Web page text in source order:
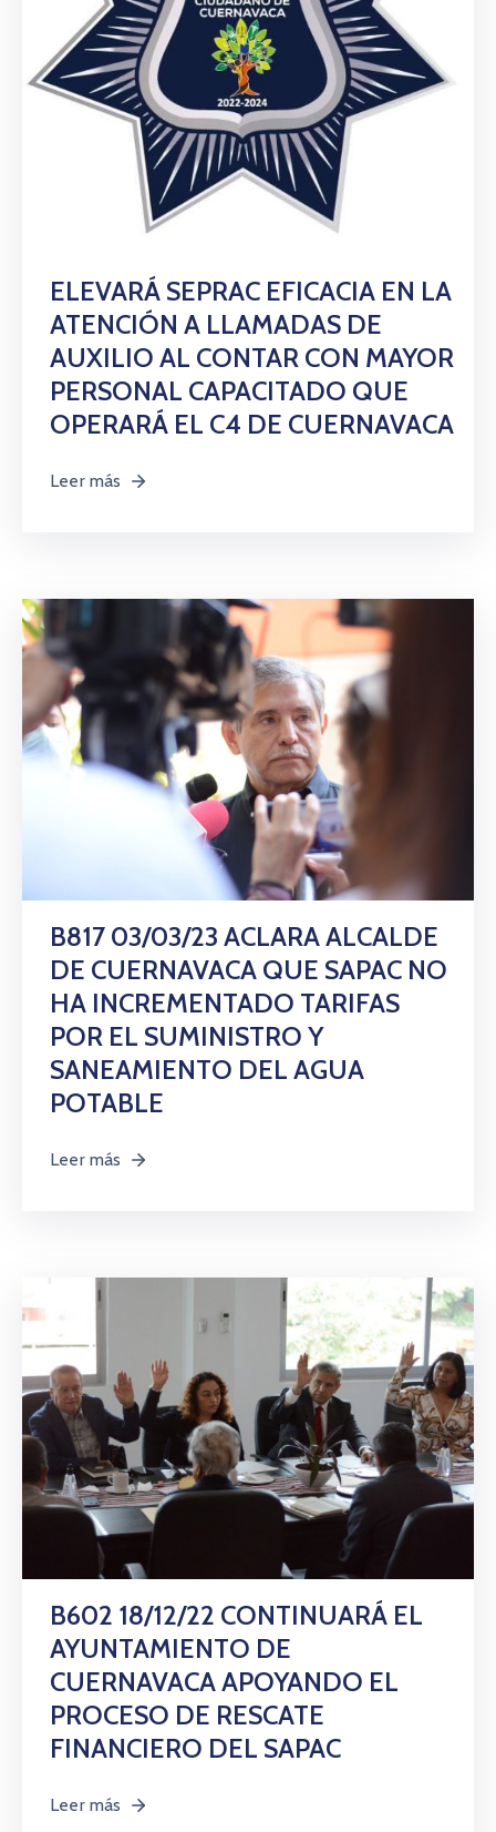
ELEVARÁ SEPRAC EFICACIA EN LA
ATENCIÓN A LLAMADAS DE
AUXILIO AL CONTAR CON MAYOR
PERSONAL CAPACITADO QUE
OPERARÁ EL C4 DE CUERNAVACA
Leer más
B817 03/03/23 ACLARA ALCALDE
DE CUERNAVACA QUE SAPAC NO
HA INCREMENTADO TARIFAS
POR EL SUMINISTRO Y
SANEAMIENTO DEL AGUA
POTABLE
Leer más
B602 18/12/22 CONTINUARÁ EL
AYUNTAMIENTO DE
CUERNAVACA APOYANDO EL
PROCESO DE RESCATE
FINANCIERO DEL SAPAC
Leer más